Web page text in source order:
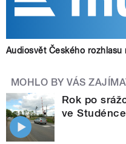
Audiosvět Českého rozhlasu
MOHLO BY VÁS
Rok po
ve